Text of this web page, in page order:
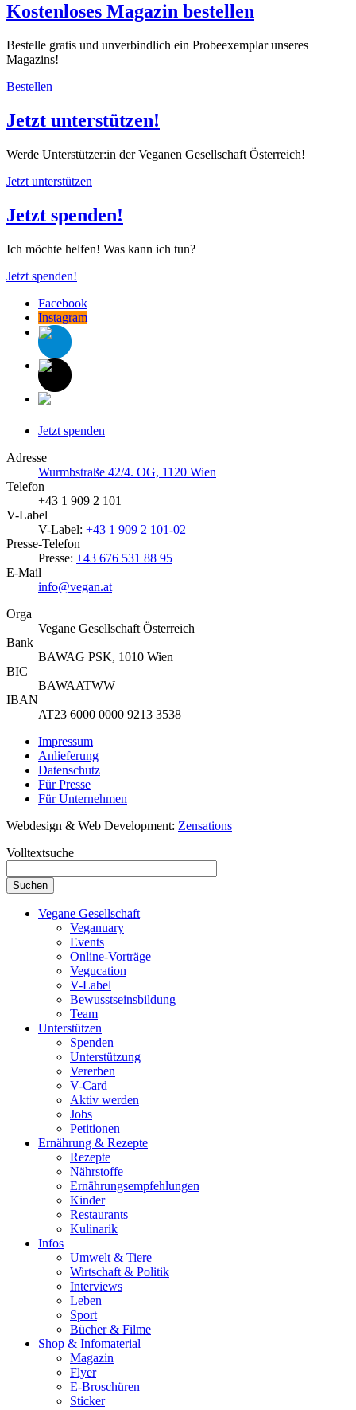
Kostenloses Magazin bestellen
Bestelle gratis und unverbindlich ein Probeexemplar unseres
Magazins!
Bestellen
Jetzt unterstützen!
Werde Unterstützer:in der Veganen Gesellschaft Österreich!
Jetzt unterstützen
Jetzt spenden!
Ich möchte helfen! Was kann ich tun?
Jetzt spenden!
Facebook
Instagram
Jetzt spenden
Adresse
Wurmbstraße 42/4. OG, 1120 Wien
Telefon
+43 1 909 2 101
V-Label
V-Label: +43 1 909 2 101-02
Presse-Telefon
Presse: +43 676 531 88 95
E-Mail
info@vegan.at
Orga
Vegane Gesellschaft Österreich
Bank
BAWAG PSK, 1010 Wien
BIC
BAWAATWW
IBAN
AT23 6000 0000 9213 3538
Impressum
Anlieferung
Datenschutz
Für Presse
Für Unternehmen
Webdesign & Web Development: Zensations
Volltextsuche
Vegane Gesellschaft
Veganuary
Events
Online-Vorträge
Vegucation
V-Label
Bewusstseinsbildung
Team
Unterstützen
Spenden
Unterstützung
Vererben
V-Card
Aktiv werden
Jobs
Petitionen
Ernährung & Rezepte
Rezepte
Nährstoffe
Ernährungsempfehlungen
Kinder
Restaurants
Kulinarik
Infos
Umwelt & Tiere
Wirtschaft & Politik
Interviews
Leben
Sport
Bücher & Filme
Shop & Infomaterial
Magazin
Flyer
E-Broschüren
Sticker